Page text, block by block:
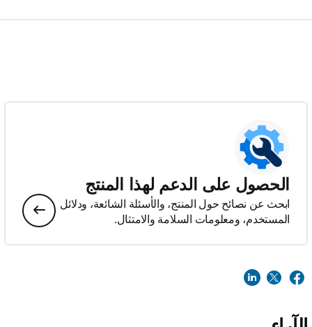
الحصول على الدعم لهذا المنتج
ابحث عن نصائح حول المنتج، والأسئلة الشائعة، ودلائل
المستخدم، ومعلومات السلامة والامتثال.